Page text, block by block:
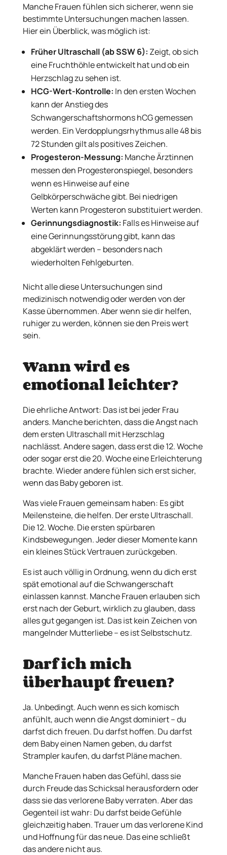
Manche Frauen fühlen sich sicherer, wenn sie
bestimmte Untersuchungen machen lassen.
Hier ein Überblick, was möglich ist:
Früher Ultraschall (ab SSW 6): Zeigt, ob sich
eine Fruchthöhle entwickelt hat und ob ein
Herzschlag zu sehen ist.
HCG-Wert-Kontrolle: In den ersten Wochen
kann der Anstieg des
Schwangerschaftshormons hCG gemessen
werden. Ein Verdopplungsrhythmus alle 48 bis
72 Stunden gilt als positives Zeichen.
Progesteron-Messung: Manche Ärztinnen
messen den Progesteronspiegel, besonders
wenn es Hinweise auf eine
Gelbkörperschwäche gibt. Bei niedrigen
Werten kann Progesteron substituiert werden.
Gerinnungsdiagnostik: Falls es Hinweise auf
eine Gerinnungsstörung gibt, kann das
abgeklärt werden – besonders nach
wiederholten Fehlgeburten.
Nicht alle diese Untersuchungen sind
medizinisch notwendig oder werden von der
Kasse übernommen. Aber wenn sie dir helfen,
ruhiger zu werden, können sie den Preis wert
sein.
Wann wird es
emotional leichter?
Die ehrliche Antwort: Das ist bei jeder Frau
anders. Manche berichten, dass die Angst nach
dem ersten Ultraschall mit Herzschlag
nachlässt. Andere sagen, dass erst die 12. Woche
oder sogar erst die 20. Woche eine Erleichterung
brachte. Wieder andere fühlen sich erst sicher,
wenn das Baby geboren ist.
Was viele Frauen gemeinsam haben: Es gibt
Meilensteine, die helfen. Der erste Ultraschall.
Die 12. Woche. Die ersten spürbaren
Kindsbewegungen. Jeder dieser Momente kann
ein kleines Stück Vertrauen zurückgeben.
Es ist auch völlig in Ordnung, wenn du dich erst
spät emotional auf die Schwangerschaft
einlassen kannst. Manche Frauen erlauben sich
erst nach der Geburt, wirklich zu glauben, dass
alles gut gegangen ist. Das ist kein Zeichen von
mangelnder Mutterliebe – es ist Selbstschutz.
Darf ich mich
überhaupt freuen?
Ja. Unbedingt. Auch wenn es sich komisch
anfühlt, auch wenn die Angst dominiert – du
darfst dich freuen. Du darfst hoffen. Du darfst
dem Baby einen Namen geben, du darfst
Strampler kaufen, du darfst Pläne machen.
Manche Frauen haben das Gefühl, dass sie
durch Freude das Schicksal herausfordern oder
dass sie das verlorene Baby verraten. Aber das
Gegenteil ist wahr: Du darfst beide Gefühle
gleichzeitig haben. Trauer um das verlorene Kind
und Hoffnung für das neue. Das eine schließt
das andere nicht aus.